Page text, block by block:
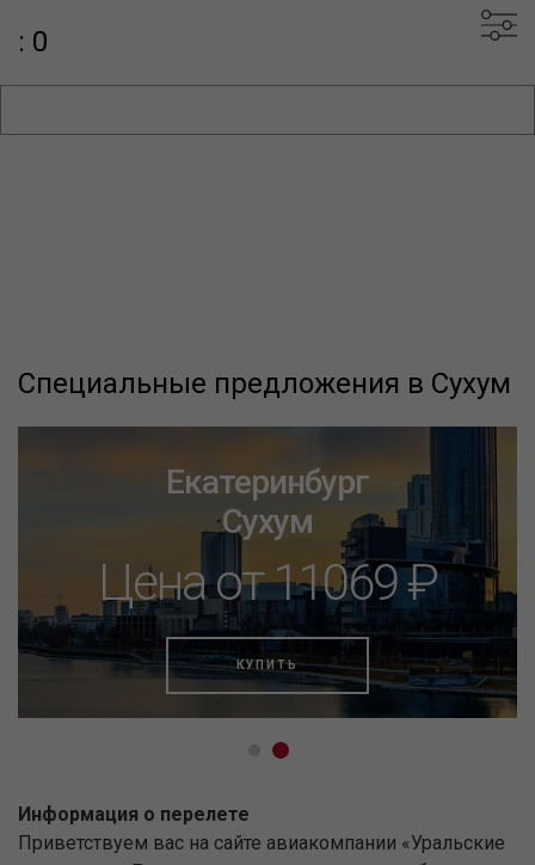
: 0
Специальные предложения в Сухум
Екатеринбург
Сухум
Цена от 11069 ₽
КУПИТЬ
Информация о перелете
Приветствуем вас на сайте авиакомпании «Уральские